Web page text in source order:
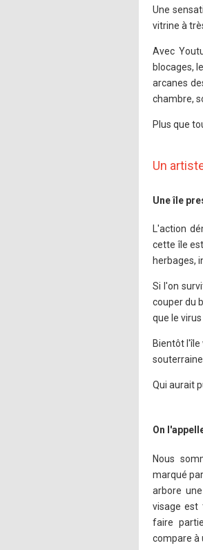
Une
vitrine à
Avec
blocages,
arcanes
chambre,
Plus que
Un
Une île
L'action
cette île
herbages,
Si l'on
couper du
que le
Bientôt
Qui aurait
On
Nous
marqué
arbore
visage est
faire
compare à